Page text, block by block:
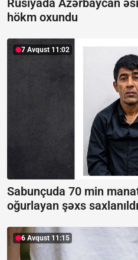
hökm oxundu
7 Avqust 11:02
Sabunçuda 70 min
oğurlayan şəxs saxlanıldı
6 Avqust 11:15